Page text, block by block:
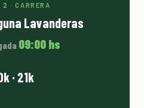
2 · CARRERA
Lavanderas
09:00 hs
· 21k